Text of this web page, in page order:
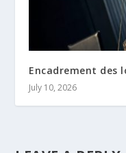
Encadrement des
July 10, 2026